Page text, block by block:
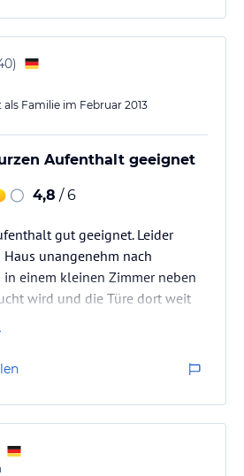
)
als Familie im Februar 2013
Aufenthalt geeignet
4,8 / 6
gut geeignet. Leider
unangenehm nach
in einem kleinen Zimmer neben
wird und die Türe dort weit
die Möbel nicht auseinander-
das Familienzimmer und
und meine drei Kinder
wir aber frieren, obwohl die
war. Die Zimmer sind
isoliert…